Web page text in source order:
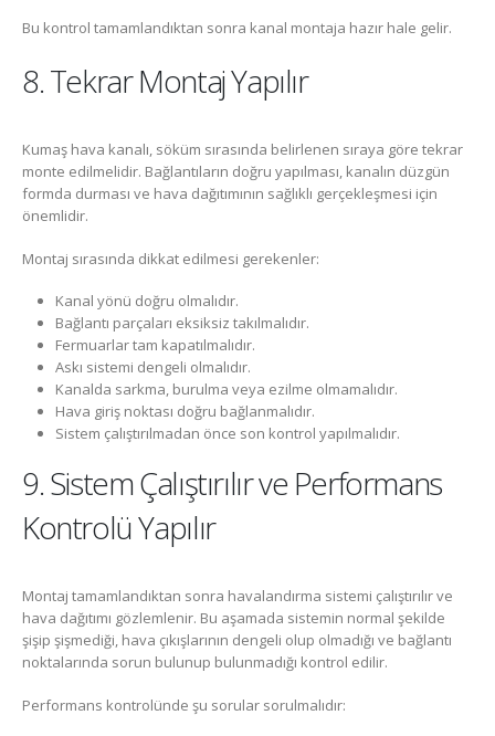
Bu kontrol tamamlandıktan sonra kanal montaja hazır hale gelir.
8. Tekrar Montaj Yapılır
Kumaş hava kanalı, söküm sırasında belirlenen sıraya göre tekrar
monte edilmelidir. Bağlantıların doğru yapılması, kanalın düzgün
formda durması ve hava dağıtımının sağlıklı gerçekleşmesi için
önemlidir.
Montaj sırasında dikkat edilmesi gerekenler:
Kanal yönü doğru olmalıdır.
Bağlantı parçaları eksiksiz takılmalıdır.
Fermuarlar tam kapatılmalıdır.
Askı sistemi dengeli olmalıdır.
Kanalda sarkma, burulma veya ezilme olmamalıdır.
Hava giriş noktası doğru bağlanmalıdır.
Sistem çalıştırılmadan önce son kontrol yapılmalıdır.
9. Sistem Çalıştırılır ve Performans
Kontrolü Yapılır
Montaj tamamlandıktan sonra havalandırma sistemi çalıştırılır ve
hava dağıtımı gözlemlenir. Bu aşamada sistemin normal şekilde
şişip şişmediği, hava çıkışlarının dengeli olup olmadığı ve bağlantı
noktalarında sorun bulunup bulunmadığı kontrol edilir.
Performans kontrolünde şu sorular sorulmalıdır: